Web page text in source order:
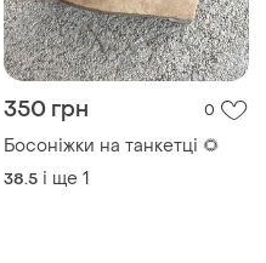
350 грн 0
Босоніжки на танкетці 🌻
38.5 і ще 1